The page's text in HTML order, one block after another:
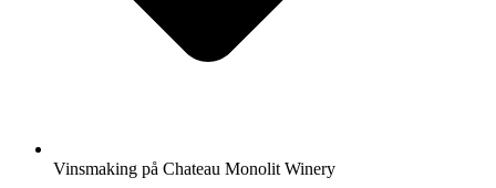
Vinsmaking på Chateau Monolit Winery